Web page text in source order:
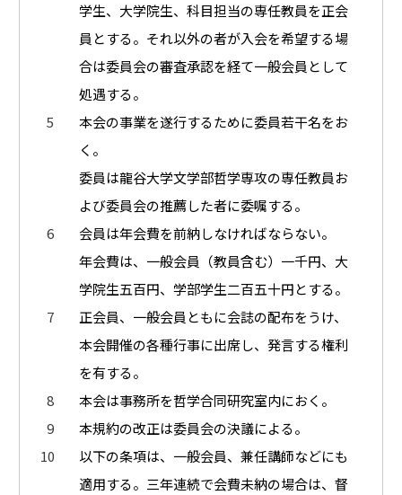
学生、大学院生、科目担当の専任教員を正会
員とする。それ以外の者が入会を希望する場
合は委員会の審査承認を経て一般会員として
処遇する。
本会の事業を遂行するために委員若干名をお
く。
委員は龍谷大学文学部哲学専攻の専任教員お
よび委員会の推薦した者に委嘱する。
会員は年会費を前納しなければならない。
年会費は、一般会員（教員含む）一千円、大
学院生五百円、学部学生二百五十円とする。
正会員、一般会員ともに会誌の配布をうけ、
本会開催の各種行事に出席し、発言する権利
を有する。
本会は事務所を哲学合同研究室内におく。
本規約の改正は委員会の決議による。
以下の条項は、一般会員、兼任講師などにも
適用する。三年連続で会費未納の場合は、督